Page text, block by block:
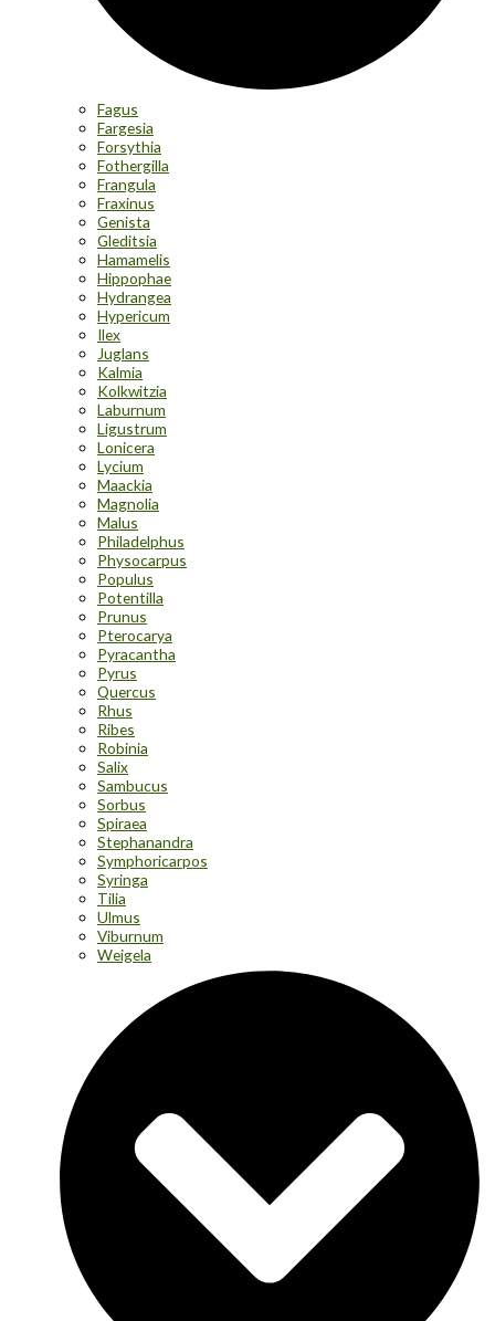
Fagus
Fargesia
Forsythia
Fothergilla
Frangula
Fraxinus
Genista
Gleditsia
Hamamelis
Hippophae
Hydrangea
Hypericum
Ilex
Juglans
Kalmia
Kolkwitzia
Laburnum
Ligustrum
Lonicera
Lycium
Maackia
Magnolia
Malus
Philadelphus
Physocarpus
Populus
Potentilla
Prunus
Pterocarya
Pyracantha
Pyrus
Quercus
Rhus
Ribes
Robinia
Salix
Sambucus
Sorbus
Spiraea
Stephanandra
Symphoricarpos
Syringa
Tilia
Ulmus
Viburnum
Weigela